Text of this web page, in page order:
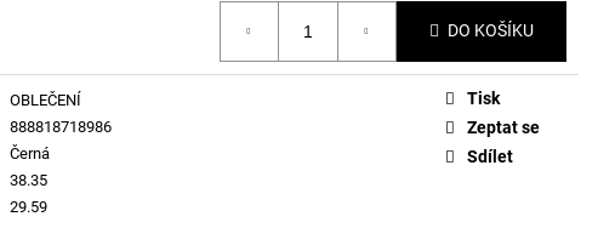
DO KOŠÍKU
OBLEČENÍ
888818718986
Černá
38.35
29.59
Tisk
Zeptat se
Sdílet